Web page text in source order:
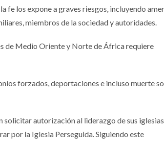
los expone a graves riesgos, incluyendo
miembros de la sociedad y autoridades.
de Medio Oriente y Norte de África requiere
forzados, deportaciones e incluso muerte
solicitar autorización al liderazgo de sus
por la Iglesia Perseguida. Siguiendo este